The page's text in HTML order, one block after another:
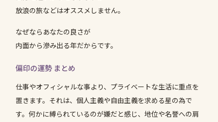
放浪の旅などはオススメしません。
なぜならあなたの良さが
内面から滲み出る年だからです。
偏印の運勢 まとめ
仕事やオフィシャルな事より、プライベートな生活に重点を
置きます。それは、個人主義や自由主義を求める星の為で
す。何かに縛られているのが嫌だと感じ、地位や名誉への肩